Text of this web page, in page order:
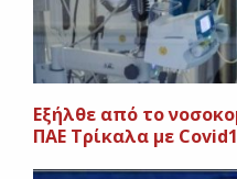
Εξήλθε από το
ΠΑΕ Τρίκαλα με